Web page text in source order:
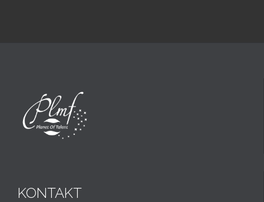
KONTAKT